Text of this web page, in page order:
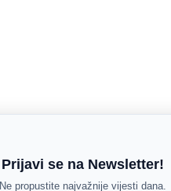
Prijavi se na Newsletter!
Ne propustite najvažnije vijesti dana.